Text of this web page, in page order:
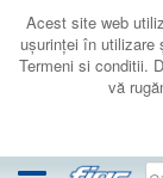
Acest site web
uşurinţei în utilizare
Termeni si conditii.
vă